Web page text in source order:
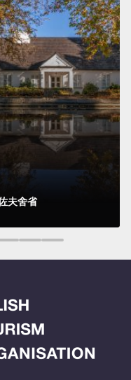
夫舍省
更多
6 7 8